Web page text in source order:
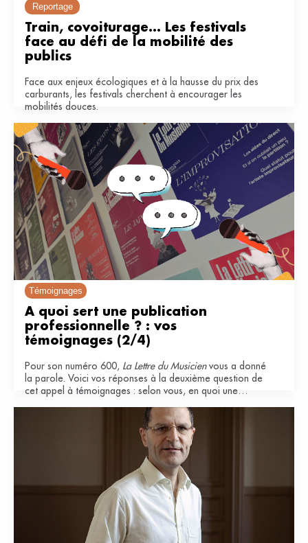
Reportage
Train, covoiturage... Les festivals
face au défi de la mobilité des
publics
Face aux enjeux écologiques et à la hausse du prix des
carburants, les festivals cherchent à encourager les
mobilités douces.
Témoignages
À quoi sert une publication
professionnelle ? : vos
témoignages (2/4)
Pour son numéro 600, La Lettre du Musicienvous a donné
la parole. Voici vos réponses à la deuxième question de
cet appel à témoignages : selon vous, en quoi une